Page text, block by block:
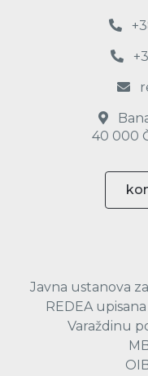
40 000
Javna ustanova
REDEA
Varaždinu